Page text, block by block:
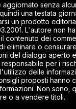
senza
una testata
un prodotto
L'autore non
contenuto dei
eliminare o
del dialogo aperto
per i
delle
proposti hanno
Non sono,
o a vendere titoli.